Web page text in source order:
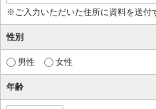
※ご入力いただいた住所に資料を送付
性別
男性 女性
年齢